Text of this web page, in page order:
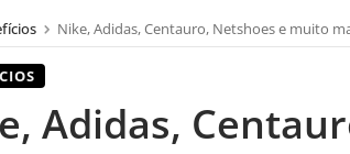
Nike, Adidas, Centauro, Netshoes e muito
Adidas,